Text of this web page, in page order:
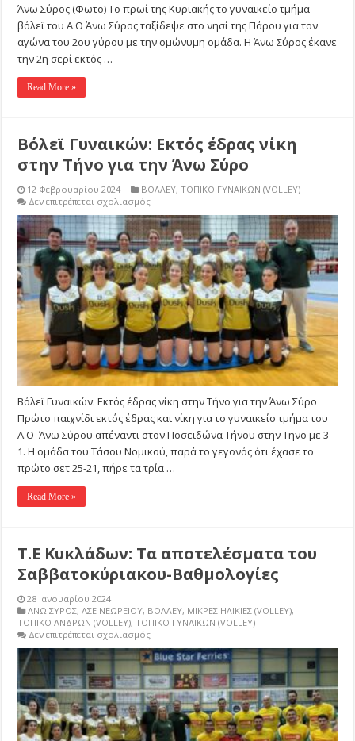
Άνω Σύρος (Φωτο) Το πρωί της Κυριακής το γυναικείο τμήμα
βόλεϊ του Α.Ο Άνω Σύρος ταξίδεψε στο νησί της Πάρου για τον
αγώνα του 2ου γύρου με την ομώνυμη ομάδα. Η Άνω Σύρος έκανε
την 2η σερί εκτός …
Read More »
Βόλεϊ Γυναικών: Εκτός έδρας νίκη
στην Τήνο για την Άνω Σύρο
12 Φεβρουαρίου 2024 ΒΟΛΛΕΥ,ΤΟΠΙΚΟ ΓΥΝΑΙΚΩΝ (VOLLEY)
Δεν επιτρέπεται σχολιασμόςστο
Γυναικών:
Εκτός
έδρας
νίκη
στην
Τήνο
για
την
Άνω
Σύρο
Βόλεϊ Γυναικών: Εκτός έδρας νίκη στην Τήνο για την Άνω Σύρο
Πρώτο παιχνίδι εκτός έδρας και νίκη για το γυναικείο τμήμα του
Α.Ο Άνω Σύρου απέναντι στον Ποσειδώνα Τήνου στην Τηνο με 3-
1. Η ομάδα του Τάσου Νομικού, παρά το γεγονός ότι έχασε το
πρώτο σετ 25-21, πήρε τα τρία …
Read More »
Τ.Ε Κυκλάδων: Τα αποτελέσματα του
Σαββατοκύριακου-Βαθμολογίες
28 Ιανουαρίου 2024
ΑΝΩ ΣΥΡΟΣ,ΑΣΕ ΝΕΩΡΕΙΟΥ, ΒΟΛΛΕΥ, ΜΙΚΡΕΣ ΗΛΙΚΙΕΣ (VOLLEY),
ΤΟΠΙΚΟ ΑΝΔΡΩΝ (VOLLEY),ΤΟΠΙΚΟ ΓΥΝΑΙΚΩΝ (VOLLEY)
Δεν επιτρέπεται σχολιασμόςστο
Κυκλάδων:
Τα
αποτελέσματα
του
Σαββατοκύριακου-
Βαθμολογίες